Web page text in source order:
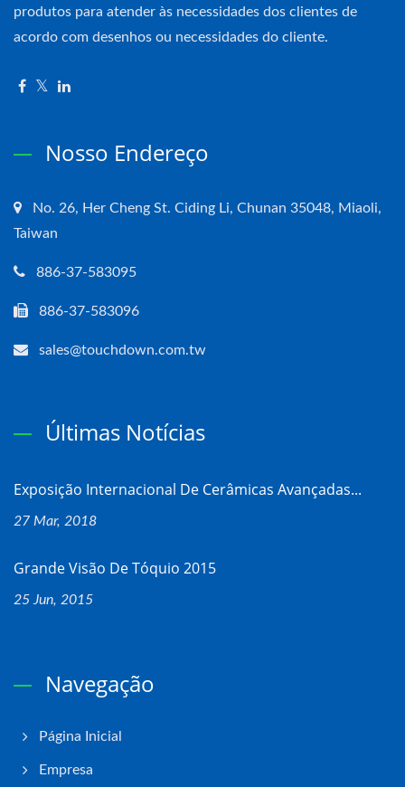
produtos para atender às necessidades dos clientes de
acordo com desenhos ou necessidades do cliente.
Nosso Endereço
No. 26, Her Cheng St. Ciding Li, Chunan 35048, Miaoli,
Taiwan
886-37-583095
886-37-583096
sales@touchdown.com.tw
Últimas Notícias
Exposição Internacional De Cerâmicas Avançadas...
27 Mar, 2018
Grande Visão De Tóquio 2015
25 Jun, 2015
Navegação
Página Inicial
Empresa